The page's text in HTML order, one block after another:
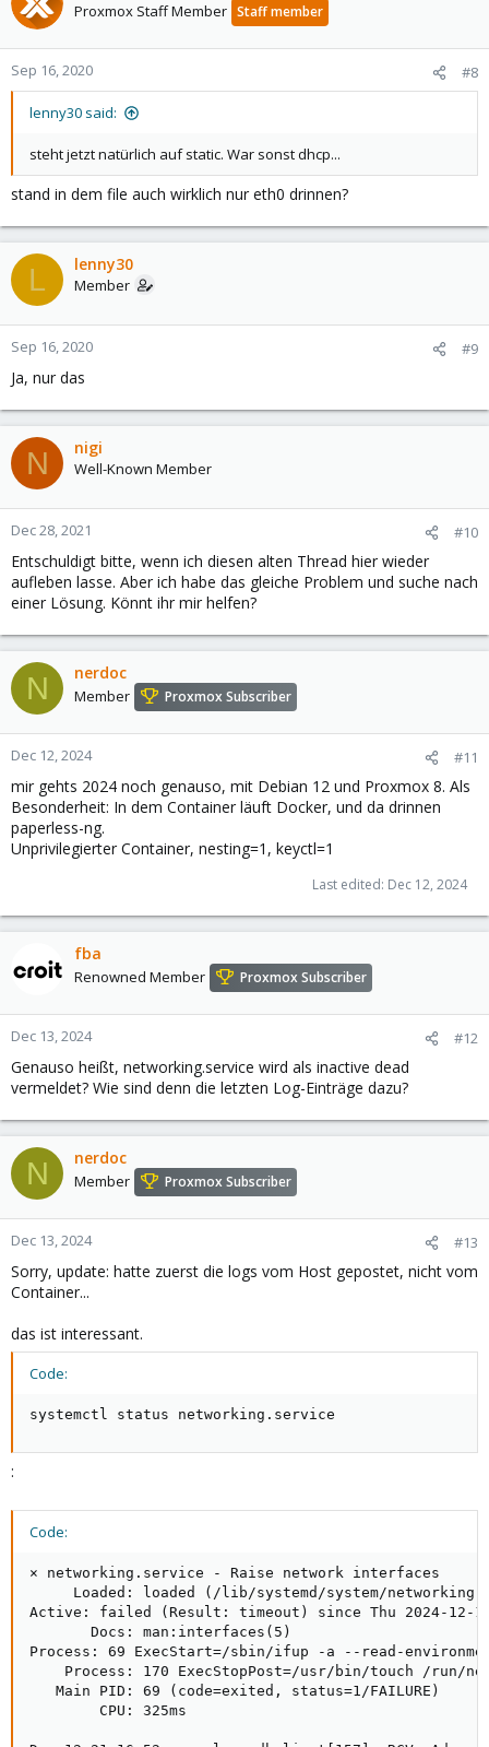
Proxmox Staff Member Staff member
Sep 16, 2020 #8
lenny30 said:
steht jetzt natürlich auf static. War sonst dhcp...
stand in dem file auch wirklich nur eth0 drinnen?
L lenny30
Member
Sep 16, 2020 #9
Ja, nur das
N nigi
Well-Known Member
Dec 28, 2021 #10
Entschuldigt bitte, wenn ich diesen alten Thread hier wieder
aufleben lasse. Aber ich habe das gleiche Problem und suche nach
einer Lösung. Könnt ihr mir helfen?
N nerdoc
Member Proxmox Subscriber
Dec 12, 2024 #11
mir gehts 2024 noch genauso, mit Debian 12 und Proxmox 8. Als
Besonderheit: In dem Container läuft Docker, und da drinnen
paperless-ng.
Unprivilegierter Container, nesting=1, keyctl=1
Last edited: Dec 12, 2024
fba
Renowned Member Proxmox Subscriber
Dec 13, 2024 #12
Genauso heißt, networking.service wird als inactive dead
vermeldet? Wie sind denn die letzten Log-Einträge dazu?
N nerdoc
Member Proxmox Subscriber
Dec 13, 2024 #13
Sorry, update: hatte zuerst die logs vom Host gepostet, nicht vom
Container...
das ist interessant.
Code:
systemctl status networking.service
:
Code:
× networking.service - Raise network interfaces
Loaded: loaded (/lib/systemd/system/
Active: failed (Result: timeout) since Thu 2024-12-12
       Docs: man:interfaces(5)
Process: 69 ExecStart=/sbin/ifup -a --read-
Process: 170 ExecStopPost=/usr/bin/touch /run/
   Main PID: 69 (code=exited, status=1/FAILURE)
        CPU: 325ms